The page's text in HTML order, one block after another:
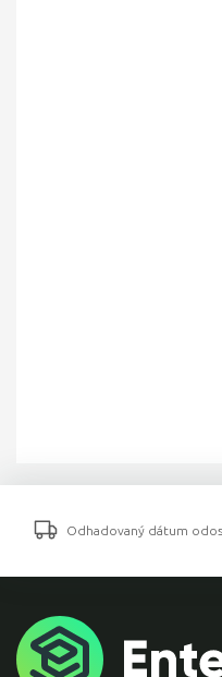
Odhadovaný dátum